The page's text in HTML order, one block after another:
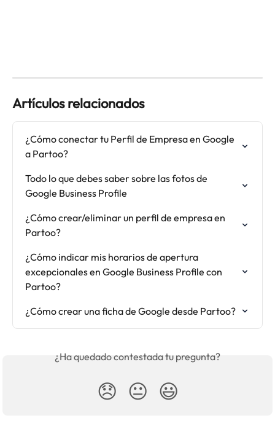
Artículos relacionados
¿Cómo conectar tu Perfil de Empresa en Google
a Partoo?
Todo lo que debes saber sobre las fotos de
Google Business Profile
¿Cómo crear/eliminar un perfil de empresa en
Partoo?
¿Cómo indicar mis horarios de apertura
excepcionales en Google Business Profile con
Partoo?
¿Cómo crear una ficha de Google desde Partoo?
¿Ha quedado contestada tu pregunta?
😞 😐 😃